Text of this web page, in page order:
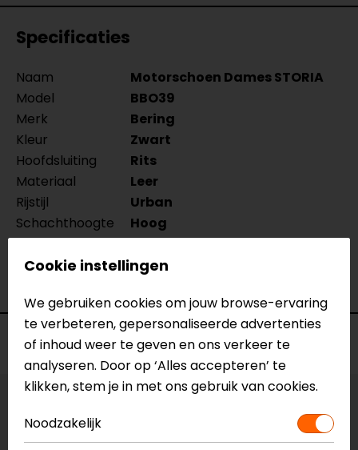
Specificaties
Naam
Motorschoen Dames STORIA
Model
BBO39
Merk
Bering
Kleur
Zwart
Hoofdsluiting
Rits
Materiaal
Leer
Rijstijl
Urban
Schachthoogte
Hoog
Seizoen
Zomer
Ventilatie
Niet geventileerd
Voorraad
Cookie instellingen
We gebruiken cookies om jouw browse-ervaring
te verbeteren, gepersonaliseerde advertenties
of inhoud weer te geven en ons verkeer te
analyseren. Door op ‘Alles accepteren’ te
klikken, stem je in met ons gebruik van cookies.
Noodzakelijk